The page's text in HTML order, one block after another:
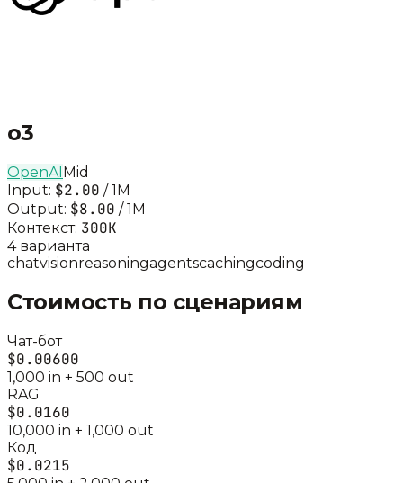
o3
OpenAIMid
Input: $2.00 / 1M
Output: $8.00 / 1M
Контекст: 300K
4варианта
chatvisionreasoningagentscachingcoding
Стоимость по сценариям
Чат-бот
$0.00600
1,000 in + 500 out
RAG
$0.0160
10,000 in + 1,000 out
Код
$0.0215